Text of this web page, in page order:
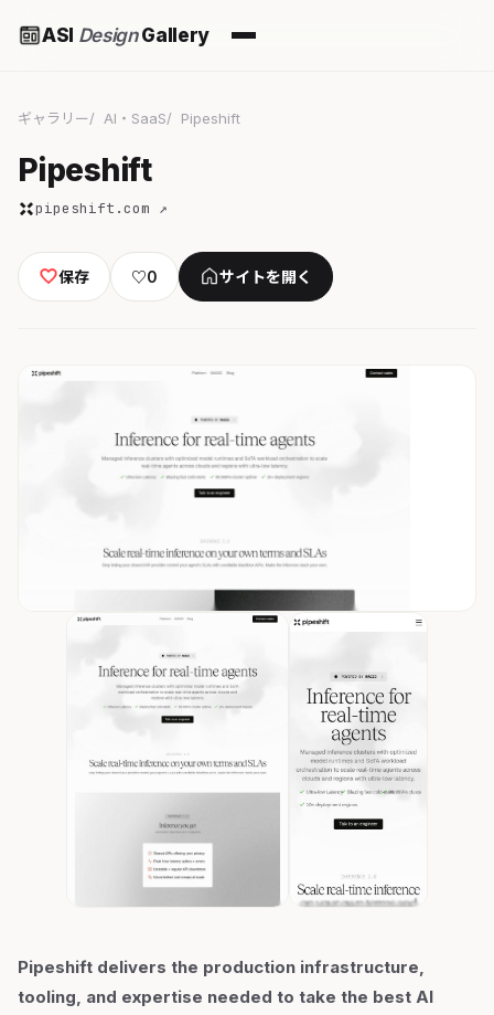
ASI DesignGallery
ギャラリー AI・SaaS Pipeshift
Pipeshift
pipeshift.com ↗
保存 ♡0 サイトを開く
Pipeshift delivers the production infrastructure,
tooling, and expertise needed to take the best AI